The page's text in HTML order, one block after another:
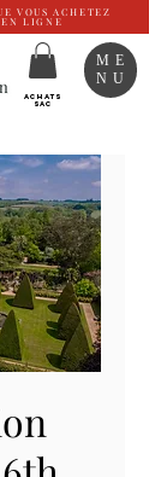
VOUS ACHETEZ
LIGNE
ACHATS
SAC
ME
NU